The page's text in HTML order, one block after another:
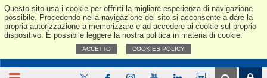
Questo sito usa i cookie per offrirti la migliore esperienza di navigazione
possibile. Procedendo nella navigazione del sito si acconsente a dare la
propria autorizzazione a memorizzare e ad accedere ai cookie sul proprio
dispositivo. È possibile leggere la nostra politica in materia di cookie.
ACCETTO COOKIES POLICY